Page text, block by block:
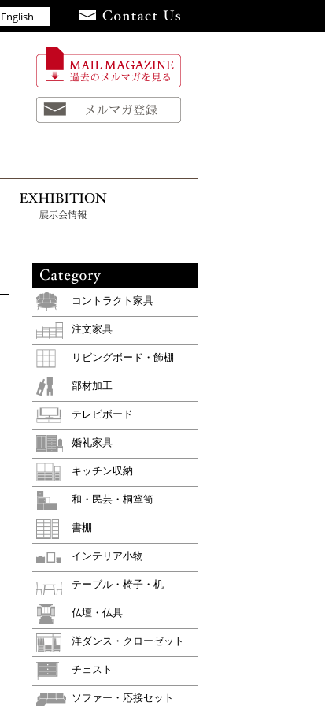
English
コントラクト家具
注文家具
リビングボード・飾棚
部材加工
テレビボード
婚礼家具
キッチン収納
和・民芸・桐箪笥
書棚
インテリア小物
テーブル・椅子・机
仏壇・仏具
洋ダンス・クローゼット
チェスト
ソファー・応接セット